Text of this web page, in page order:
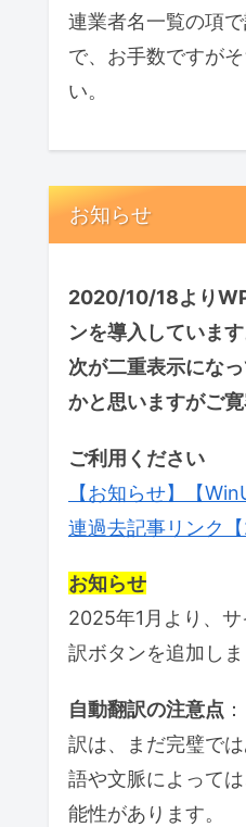
連業者名一覧の項
で、お手数ですが
い。
お知らせ
2020/10/18より
ンを導入していま
次が二重表示にな
かと思いますがご寛
ご利用ください
【お知らせ】【
連過去記事リンク【
お知らせ
2025年1月より、
訳ボタンを追加しま
自動翻訳の注意点
訳は、まだ完璧で
語や文脈によって
能性があります。